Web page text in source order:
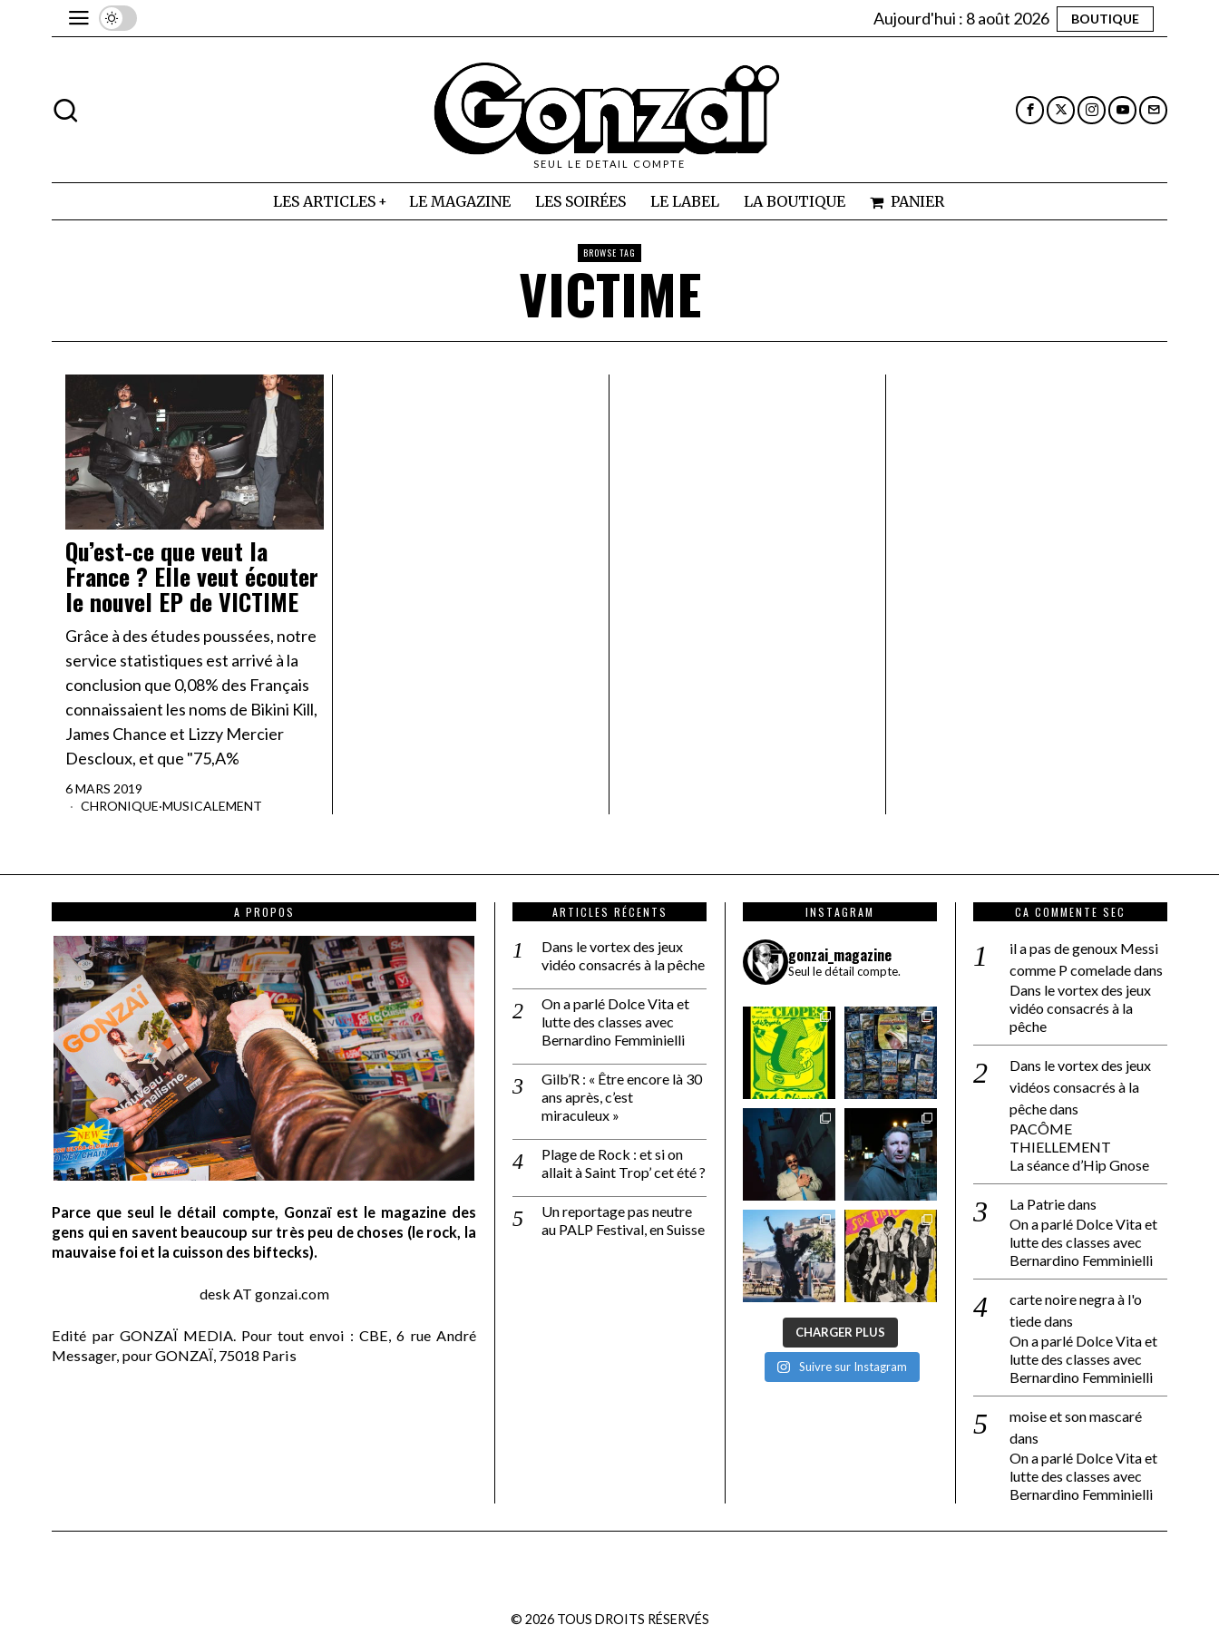
Aujourd'hui : 8 août 2026 BOUTIQUE
SEUL LE DETAIL COMPTE
LES ARTICLES LE MAGAZINE LES SOIRÉES LE LABEL LA BOUTIQUE PANIER
BROWSE TAG
VICTIME
Qu’est-ce que veut la
France ? Elle veut écouter
le nouvel EP de VICTIME
Grâce à des études poussées, notre
service statistiques est arrivé à la
conclusion que 0,08% des Français
connaissaient les noms de Bikini Kill,
James Chance et Lizzy Mercier
Descloux, et que "75,A%
6 MARS 2019
CHRONIQUE·MUSICALEMENT
A PROPOS
Parce que seul le détail compte, Gonzaï est le magazine des
gens qui en savent beaucoup sur très peu de choses (le rock, la
mauvaise foi et la cuisson des biftecks).
desk AT gonzai.com
Edité par GONZAÏ MEDIA. Pour tout envoi : CBE, 6 rue André
Messager, pour GONZAÏ, 75018 Paris
ARTICLES RÉCENTS
Dans le vortex des jeux
vidéo consacrés à la pêche
On a parlé Dolce Vita et
lutte des classes avec
Bernardino Femminielli
Gilb’R : « Être encore là 30
ans après, c’est
miraculeux »
Plage de Rock : et si on
allait à Saint Trop’ cet été ?
Un reportage pas neutre
au PALP Festival, en Suisse
INSTAGRAM
gonzai_magazine
Seul le détail compte.
CHARGER PLUS
Suivre sur Instagram
CA COMMENTE SEC
il a pas de genoux Messi
comme P comeladedans
Dans le vortex des jeux
vidéo consacrés à la
pêche
Dans le vortex des jeux
vidéos consacrés à la
pêchedans
PACÔME
THIELLEMENT
La séance d’Hip Gnose
La Patriedans
On a parlé Dolce Vita et
lutte des classes avec
Bernardino Femminielli
carte noire negra à l'o
tiededans
On a parlé Dolce Vita et
lutte des classes avec
Bernardino Femminielli
moise et son mascaré
dans
On a parlé Dolce Vita et
lutte des classes avec
Bernardino Femminielli
© 2026TOUS DROITS RÉSERVÉS